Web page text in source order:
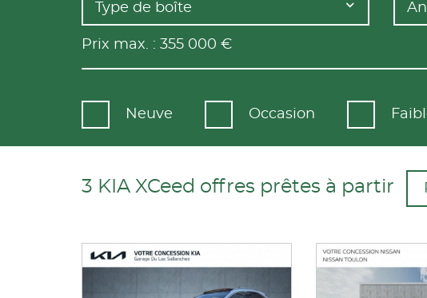
Type de boîte
Prix max. : 355 000 €
Neuve Occasion
3 KIA XCeed offres prêtes à partir